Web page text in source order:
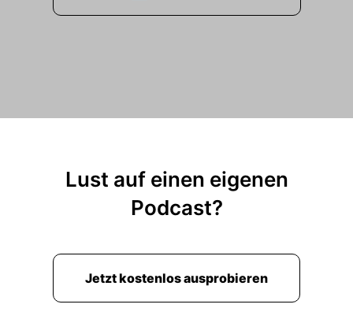
Lust auf einen eigenen
Podcast?
Jetzt kostenlos ausprobieren